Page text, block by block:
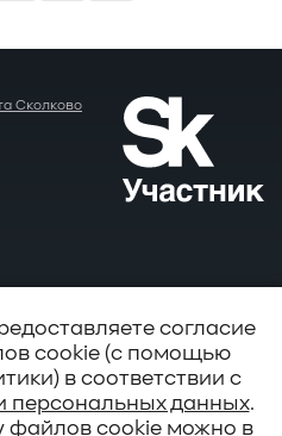
Сколково
согласие
cookie (с помощью
в соответствии с
персональных данных.
файлов cookie можно в